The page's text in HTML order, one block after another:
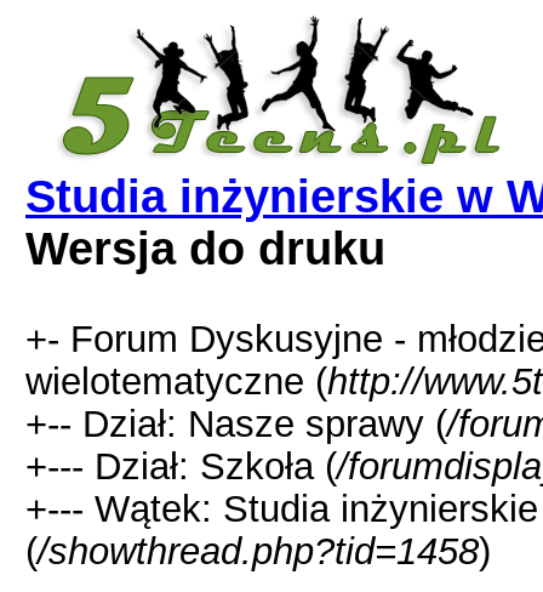
Studia inżynierskie w
Wersja do druku
+- Forum Dyskusyjne -
wielotematyczne (http://
+-- Dział: Nasze sprawy (/
+--- Dział: Szkoła (/
+--- Wątek: Studia
(/showthread.php?tid=1458)